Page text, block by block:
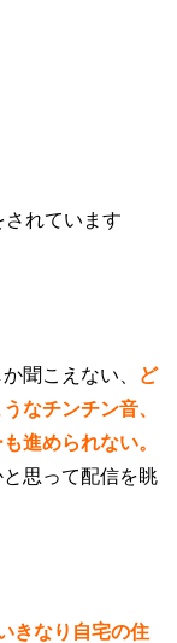
されています
聞こえない、
ど
なチンチン音、
進められない。
思って配信を眺
きなり自宅の住